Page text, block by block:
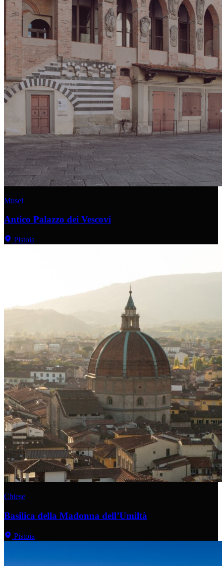
Musei
Antico Palazzo dei Vescovi
Pistoia
Chiese
Basilica della Madonna dell’Umiltà
Pistoia